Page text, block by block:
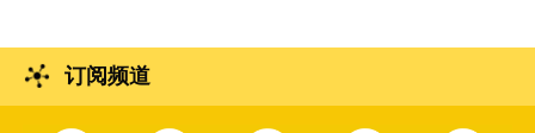
订阅频道